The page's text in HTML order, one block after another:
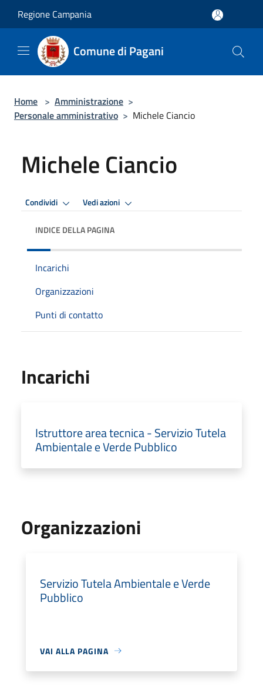
Regione Campania
Comune di Pagani
Home > Amministrazione >
Personale amministrativo > Michele Ciancio
Michele Ciancio
Condividi Vedi azioni
INDICE DELLA PAGINA
Incarichi
Organizzazioni
Punti di contatto
Incarichi
Istruttore area tecnica - Servizio Tutela
Ambientale e Verde Pubblico
Organizzazioni
Servizio Tutela Ambientale e Verde
Pubblico
VAI ALLA PAGINA